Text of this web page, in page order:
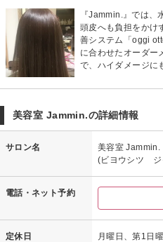
『Jammin.』では
頭皮へも負担をかけ
善システム「oggi
に合わせたオーダー
で、ハイダメージに
美容室 Jammin.の詳細情報
サロン名
美容室 Jammin.
(ビヨウシツ ジ
電話・ネット予約
定休日 月曜日、第1日